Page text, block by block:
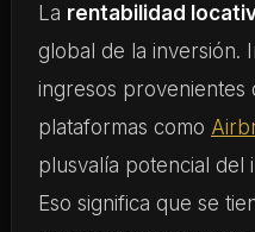
La rentabilidad
global de la inversión.
ingresos provenientes
plataformas como
plusvalía potencial del
Eso significa que se